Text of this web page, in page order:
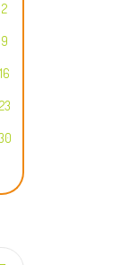
2
9
16
23